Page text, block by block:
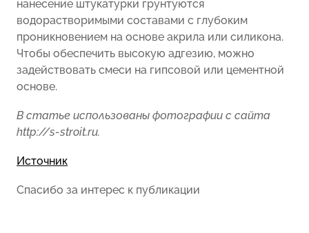
нанесение штукатурки грунтуются
водорастворимыми составами с глубоким
проникновением на основе акрила или силикона.
Чтобы обеспечить высокую адгезию, можно
задействовать смеси на гипсовой или цементной
основе.
В статье использованы фотографии с сайта
http://s-stroit.ru.
Источник
Спасибо за интерес к публикации